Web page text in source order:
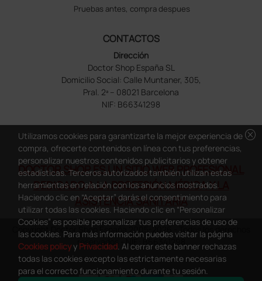
Pruebas antes, compra despues
CONTACTOS
Dirección
Doctor Shop España SL
Domicilio Social: Calle Muntaner, 305,
Pral. 2ª – 08021 Barcelona
NIF: B66341298
DOCTOR SHOP ES UN SITIO WEB PROFESIONAL
DEDICADO A LA PROFESIÓN MÉDICA Y LA
ASISTENCIA SANITARIA
Copyright Doctor Shop España 2005-2026 - Todos los derechos
reservados - NIF.: B66341298
cancel
Utilizamos cookies para garantizarte la mejor experiencia de
compra, ofrecerte contenidos en línea con tus preferencias,
personalizar nuestros contenidos publicitarios y obtener
estadísticas. Terceros autorizados también utilizan estas
herramientas en relación con los anuncios mostrados.
Haciendo clic en “Aceptar” darás el consentimiento para
utilizar todas las cookies. Haciendo clic en “Personalizar
Cookies” es posible personalizar tus preferencias de uso de
las cookies. Para más información puedes visitar la página
Cookies policyy Privacidad. Al cerrar este banner rechazas
todas las cookies excepto las estrictamente necesarias
para el correcto funcionamiento durante tu sesión.